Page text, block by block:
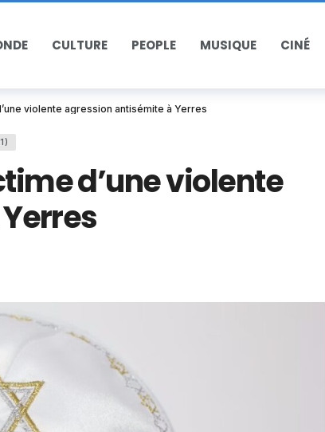
CULTURE PEOPLE MUSIQUE CINÉ
violente agression antisémite à Yerres
d’une violente